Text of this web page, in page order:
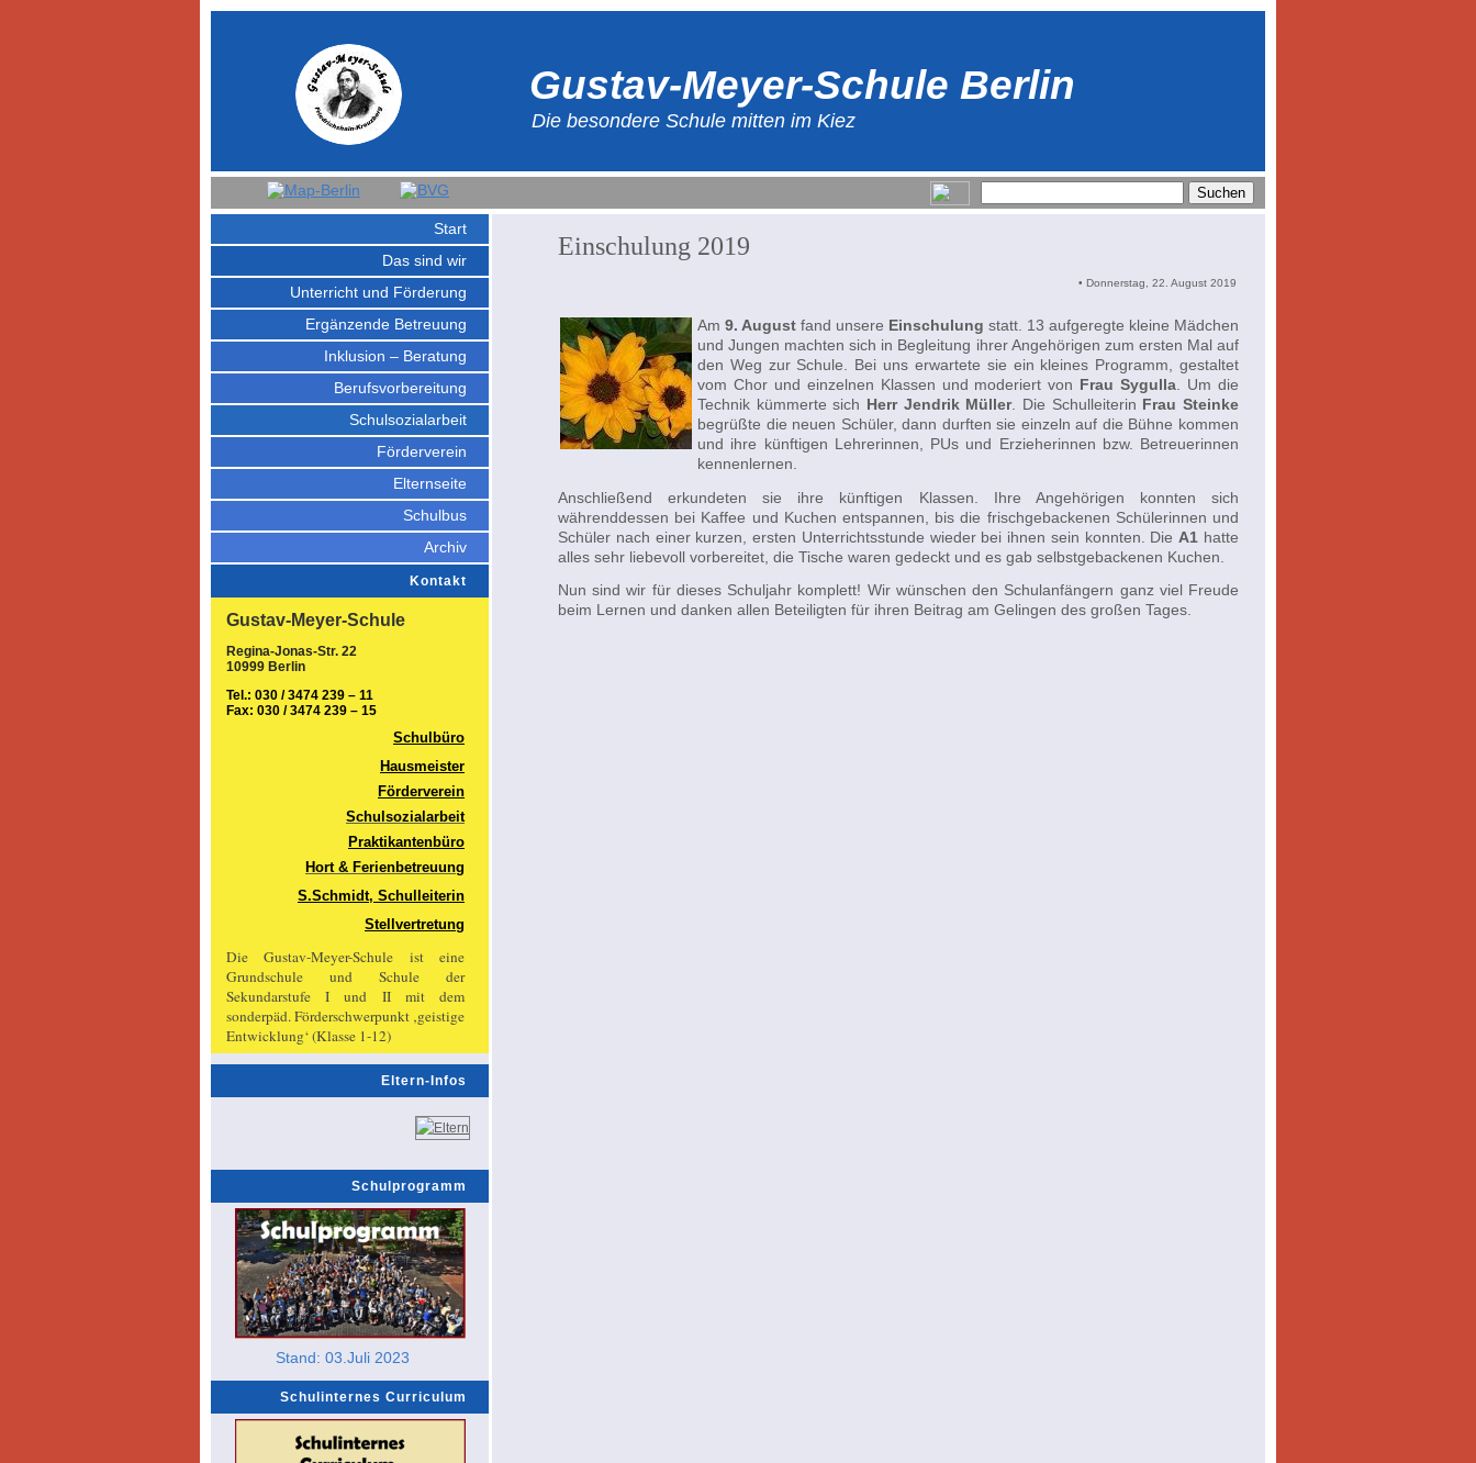
Gustav-Meyer-Schule Berlin
Start
Das sind wir
Unterricht und Förderung
Ergänzende Betreuung
Inklusion – Beratung
Berufsvorbereitung
Schulsozialarbeit
Förderverein
Elternseite
Schulbus
Archiv
Kontakt
Gustav-Meyer-Schule
Regina-Jonas-Str. 22
10999 Berlin
Tel.: 030 / 3474 239 – 11
Fax: 030 / 3474 239 – 15
Schulbüro
Hausmeister
Förderverein
Schulsozialarbeit
Praktikantenbüro
Hort & Ferienbetreuung
S.Schmidt, Schulleiterin
Stellvertretung
Die Gustav-Meyer-Schule ist eine
Grundschule und Schule der
Sekundarstufe I und II mit dem
sonderpäd. Förderschwerpunkt ‚geistige
Entwicklung‘ (Klasse 1-12)
Eltern-Infos
Schulprogramm
Stand: 03.Juli 2023
Schulinternes Curriculum
Die besondere Schule mitten im Kiez
Einschulung 2019
• Donnerstag, 22. August 2019
Am 9. August fand unsere Einschulung statt. 13 aufgeregte kleine Mädchen
und Jungen machten sich in Begleitung ihrer Angehörigen zum ersten Mal auf
den Weg zur Schule. Bei uns erwartete sie ein kleines Programm, gestaltet
vom Chor und einzelnen Klassen und moderiert von Frau Sygulla . Um die
Technik kümmerte sich Herr Jendrik Müller. Die Schulleiterin Frau Steinke
begrüßte die neuen Schüler, dann durften sie einzeln auf die Bühne kommen
und ihre künftigen Lehrerinnen, PUs und Erzieherinnen bzw. Betreuerinnen
kennenlernen.
Anschließend erkundeten sie ihre künftigen Klassen. Ihre Angehörigen konnten sich
währenddessen bei Kaffee und Kuchen entspannen, bis die frischgebackenen Schülerinnen und
Schüler nach einer kurzen, ersten Unterrichtsstunde wieder bei ihnen sein konnten. Die A1 hatte
alles sehr liebevoll vorbereitet, die Tische waren gedeckt und es gab selbstgebackenen Kuchen.
Nun sind wir für dieses Schuljahr komplett! Wir wünschen den Schulanfängern ganz viel Freude
beim Lernen und danken allen Beteiligten für ihren Beitrag am Gelingen des großen Tages.